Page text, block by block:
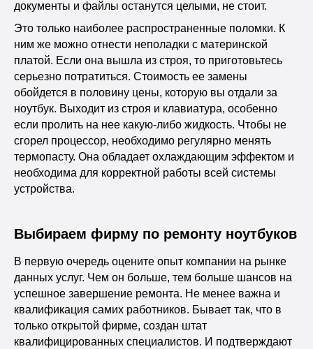
документы и файлы останутся целыми, не стоит.
Это только наиболее распространенные поломки. К
ним же можно отнести неполадки с материнской
платой. Если она вышла из строя, то приготовьтесь
серьезно потратиться. Стоимость ее замены
обойдется в половину цены, которую вы отдали за
ноутбук. Выходит из строя и клавиатура, особенно
если пролить на нее какую-либо жидкость. Чтобы не
сгорел процессор, необходимо регулярно менять
термопасту. Она обладает охлаждающим эффектом и
необходима для корректной работы всей системы
устройства.
Выбираем фирму по ремонту ноутбуков
В первую очередь оцените опыт компании на рынке
данных услуг. Чем он больше, тем больше шансов на
успешное завершение ремонта. Не менее важна и
квалификация самих работников. Бывает так, что в
только открытой фирме, создан штат
квалифицированных специалистов. И подтверждают